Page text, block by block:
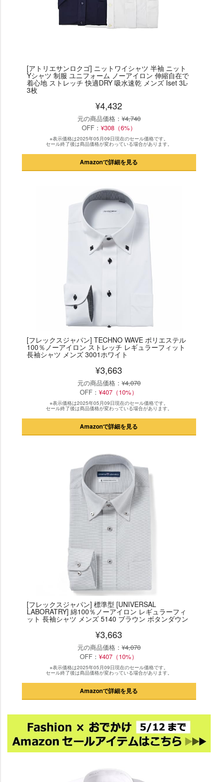
[アトリエサンロクゴ] ニットワイシャツ 半袖 ニット
Yシャツ 制服 ユニフォーム ノーアイロン 伸縮自在で
着心地 ストレッチ 快適DRY 吸水速乾 メンズ Iset 3L-
3枚
¥4,432
元の商品価格： ¥4,740
OFF： ¥308（6%）
※表示価格は2025年05月09日現在のセール価格です。
セール終了後は商品価格が変わっている場合があります。
Amazonで詳細を見る
[フレックスジャパン] TECHNO WAVE ポリエステル
100％ノーアイロン ストレッチ レギュラーフィット
長袖シャツ メンズ 3001ホワイト
¥3,663
元の商品価格： ¥4,070
OFF：¥407（10%）
※表示価格は2025年05月09日現在のセール価格です。
セール終了後は商品価格が変わっている場合があります。
Amazonで詳細を見る
[フレックスジャパン] 標準型 [UNIVERSAL
LABORATRY] 綿100％ノーアイロン レギュラーフィ
ット 長袖シャツ メンズ 5140 ブラウン ボタンダウン
¥3,663
元の商品価格： ¥4,070
OFF：¥407（10%）
※表示価格は2025年05月09日現在のセール価格です。
セール終了後は商品価格が変わっている場合があります。
Amazonで詳細を見る